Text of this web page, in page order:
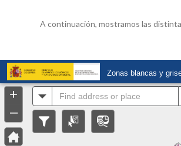
A continuación, mostramos las